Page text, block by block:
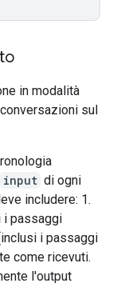
in modalità
sul
input di ogni
includere: 1.
i passaggi
i passaggi
come ricevuti.
l'output